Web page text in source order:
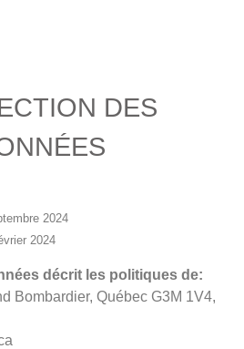
DES
2024
2024
décrit les politiques de:
Bombardier, Québec G3M 1V4,